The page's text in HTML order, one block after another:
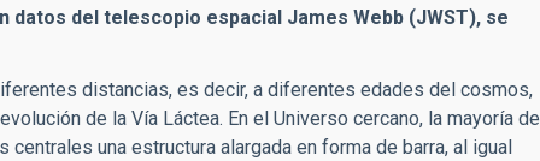
del telescopio espacial James Webb (JWST), se
distancias, es decir, a diferentes edades del cosmos,
de la Vía Láctea. En el Universo cercano, la mayoría de
una estructura alargada en forma de barra, al igual